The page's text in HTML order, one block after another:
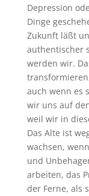
Depression
Dinge
Zukunft läßt
authentischer
werden wir.
auch wenn es
wir uns auf
weil wir in
Das Alte ist
wachsen,
und
arbeiten, das
der Ferne, als